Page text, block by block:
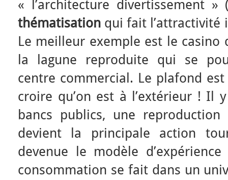
« l’architecture divertissement »
thématisation qui fait l’attractivité
Le meilleur exemple est le casino
la lagune reproduite qui se
centre commercial. Le plafond
croire qu’on est à l’extérieur ! Il
bancs publics, une reproduction
devient la principale action
devenue le modèle
consommation se fait dans un